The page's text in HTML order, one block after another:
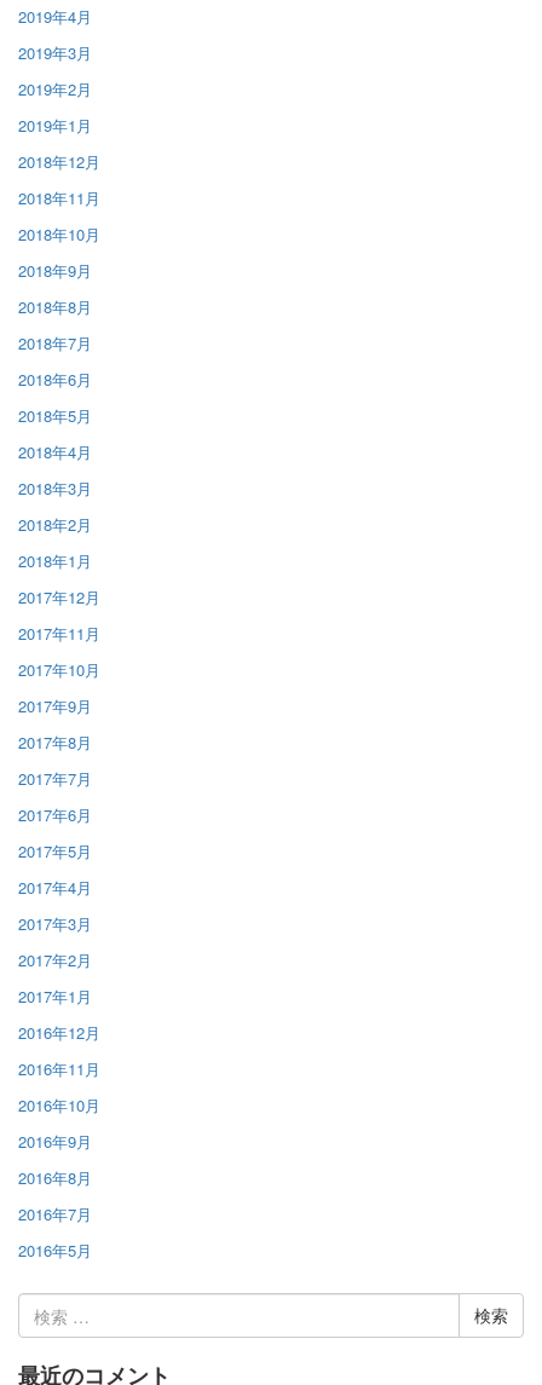
2019年4月
2019年3月
2019年2月
2019年1月
2018年12月
2018年11月
2018年10月
2018年9月
2018年8月
2018年7月
2018年6月
2018年5月
2018年4月
2018年3月
2018年2月
2018年1月
2017年12月
2017年11月
2017年10月
2017年9月
2017年8月
2017年7月
2017年6月
2017年5月
2017年4月
2017年3月
2017年2月
2017年1月
2016年12月
2016年11月
2016年10月
2016年9月
2016年8月
2016年7月
2016年5月
索:
最近のコメント